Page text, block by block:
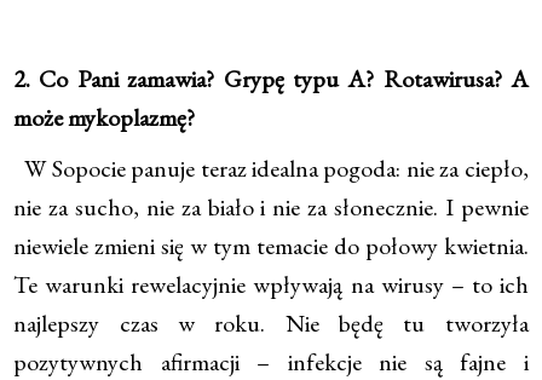
2. Co Pani zamawia? Grypę typu A? Rotawirusa? A
może mykoplazmę?
W Sopocie panuje teraz idealna pogoda: nie za ciepło,
nie za sucho, nie za biało i nie za słonecznie. I pewnie
niewiele zmieni się w tym temacie do połowy kwietnia.
Te warunki rewelacyjnie wpływają na wirusy – to ich
najlepszy czas w roku. Nie będę tu tworzyła
pozytywnych afirmacji – infekcje nie są fajne i